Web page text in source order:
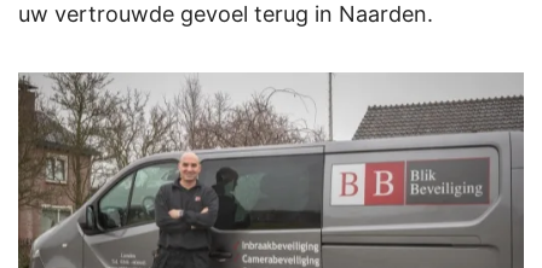
uw vertrouwde gevoel terug in Naarden.